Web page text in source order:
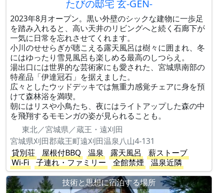
たびの邸宅 玄-GEN-
2023年8月オープン。黒い外壁のシックな建物に一歩足
を踏み入れると、高い天井のリビングへと続く石廊下が
一気に日常を忘れさせてくれます。
小川のせせらぎが聴こえる露天風呂は樹々に囲まれ、冬
にはゆったり雪見風呂も楽しめる最高のしつらえ。
湯出口には世界的な芸術家にも愛された、宮城県南部の
特産品「伊達冠石」を据えました。
広々としたウッドデッキでは無重力感覚チェアに身を預
けて森林浴を満喫。
朝にはリスや小鳥たち、夜にはライトアップした森の中
を飛翔するモモンガの姿が見られることも。
東北／宮城県／蔵王・遠刈田
宮城県刈田郡蔵王町遠刈田温泉八山4-131
貸別荘
屋根付BBQ 温泉 露天風呂
薪ストーブ
Wi-Fi
子連れ・ファミリー 全館禁煙
温泉近隣
技術と思想に宿泊する場所